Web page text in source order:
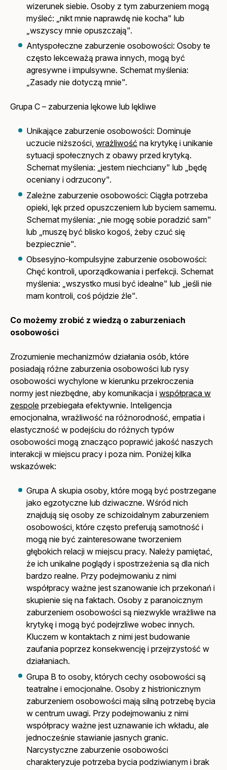
wizerunek siebie. Osoby z tym zaburzeniem mogą
myśleć: „nikt mnie naprawdę nie kocha" lub
„wszyscy mnie opuszczają".
Antyspołeczne zaburzenie osobowości: Osoby te
często lekceważą prawa innych, mogą być
agresywne i impulsywne. Schemat myślenia:
„Zasady nie dotyczą mnie".
Grupa C – zaburzenia lękowe lub lękliwe
Unikające zaburzenie osobowości: Dominuje
uczucie niższości,wrażliwość na krytykę i unikanie
sytuacji społecznych z obawy przed krytyką.
Schemat myślenia: „jestem niechciany" lub „będę
oceniany i odrzucony".
Zależne zaburzenie osobowości: Ciągła potrzeba
opieki, lęk przed opuszczeniem lub byciem samemu.
Schemat myślenia: „nie mogę sobie poradzić sam"
lub „muszę być blisko kogoś, żeby czuć się
bezpiecznie".
Obsesyjno-kompulsyjne zaburzenie osobowości:
Chęć kontroli, uporządkowania i perfekcji. Schemat
myślenia: „wszystko musi być idealne" lub „jeśli nie
mam kontroli, coś pójdzie źle".
Co możemy zrobić z wiedzą o zaburzeniach
osobowości
Zrozumienie mechanizmów działania osób, które
posiadają różne zaburzenia osobowości lub rysy
osobowości wychylone w kierunku przekroczenia
normy jest niezbędne, aby komunikacja iwspółpraca w
zespole przebiegała efektywnie. Inteligencja
emocjonalna, wrażliwość na różnorodność, empatia i
elastyczność w podejściu do różnych typów
osobowości mogą znacząco poprawić jakość naszych
interakcji w miejscu pracy i poza nim. Poniżej kilka
wskazówek:
Grupa A skupia osoby, które mogą być postrzegane
jako egzotyczne lub dziwaczne. Wśród nich
znajdują się osoby ze schizoidalnym zaburzeniem
osobowości, które często preferują samotność i
mogą nie być zainteresowane tworzeniem
głębokich relacji w miejscu pracy. Należy pamiętać,
że ich unikalne poglądy i spostrzeżenia są dla nich
bardzo realne. Przy podejmowaniu z nimi
współpracy ważne jest szanowanie ich przekonań i
skupienie się na faktach. Osoby z paranoicznym
zaburzeniem osobowości są niezwykle wrażliwe na
krytykę i mogą być podejrzliwe wobec innych.
Kluczem w kontaktach z nimi jest budowanie
zaufania poprzez konsekwencję i przejrzystość w
działaniach.
Grupa B to osoby, których cechy osobowości są
teatralne i emocjonalne. Osoby z histrionicznym
zaburzeniem osobowości mają silną potrzebę bycia
w centrum uwagi. Przy podejmowaniu z nimi
współpracy ważne jest uznawanie ich wkładu, ale
jednocześnie stawianie jasnych granic.
Narcystyczne zaburzenie osobowości
charakteryzuje potrzeba bycia podziwianym i brak